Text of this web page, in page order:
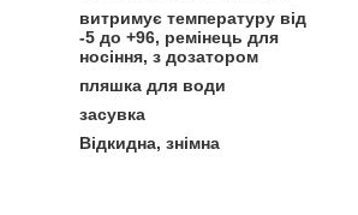
витримує температуру від
-5 до +96, ремінець для
носіння, з дозатором
пляшка для води
засувка
Відкидна, знімна